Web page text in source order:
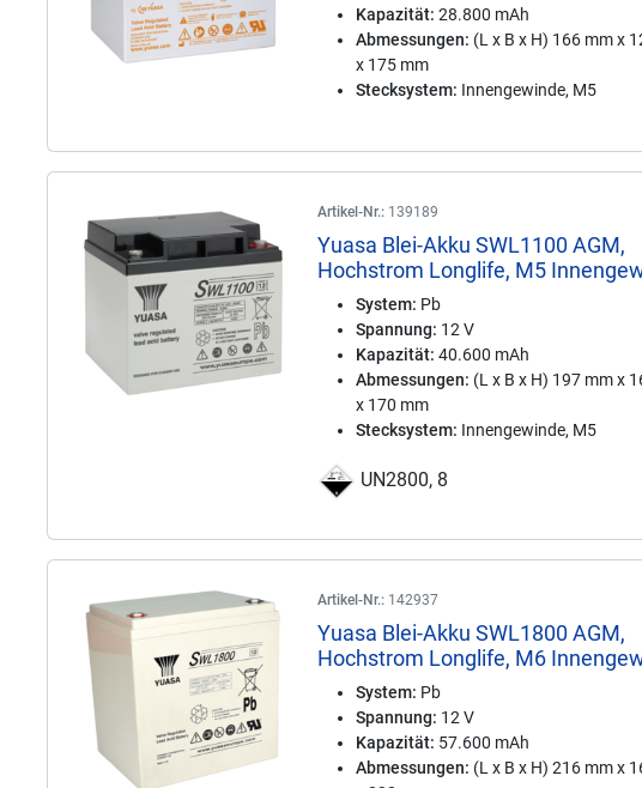
Kapazität: 28.800 mAh
Abmessungen: (L x B x H) 166 mm x
x 175 mm
Stecksystem: Innengewinde, M5
Artikel-Nr.: 139189
Yuasa Blei-Akku SWL1100 AGM,
Hochstrom Longlife, M5
System: Pb
Spannung: 12 V
Kapazität: 40.600 mAh
Abmessungen: (L x B x H) 197 mm x
x 170 mm
Stecksystem: Innengewinde, M5
UN2800, 8
Artikel-Nr.: 142937
Yuasa Blei-Akku SWL1800 AGM,
Hochstrom Longlife, M6
System: Pb
Spannung: 12 V
Kapazität: 57.600 mAh
Abmessungen: (L x B x H) 216 mm x